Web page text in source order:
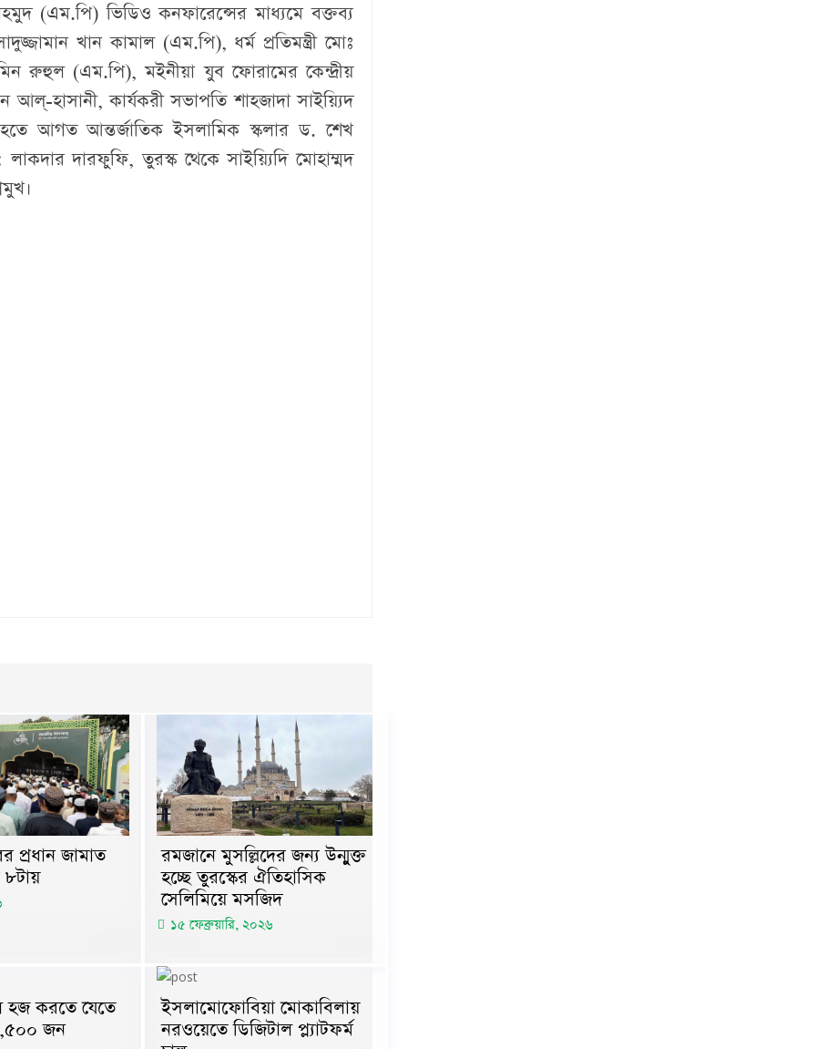
(এম.পি) ভিডিও কনফারেন্সের মাধ্যমে বক্তব্য
খান কামাল (এম.পি), ধর্ম প্রতিমন্ত্রী মোঃ
(এম.পি), মইনীয়া যুব ফোরামের কেন্দ্রীয়
আল্-হাসানী, কার্যকরী সভাপতি শাহজাদা সাইয়্যিদ
হতে আগত আন্তর্জাতিক ইসলামিক স্কলার ড. শেখ
দারফুফি, তুরস্ক থেকে সাইয়্যিদি মোহাম্মদ
প্রধান জামাত
রমজানে মুসল্লিদের জন্য উন্মুক্ত
হচ্ছে তুরস্কের ঐতিহাসিক
সেলিমিয়ে মসজিদ
১৫ ফেব্রুয়ারি, ২০২৬
হজ করতে যেতে
জন
ইসলামোফোবিয়া মোকাবিলায়
নরওয়েতে ডিজিটাল প্ল্যাটফর্ম